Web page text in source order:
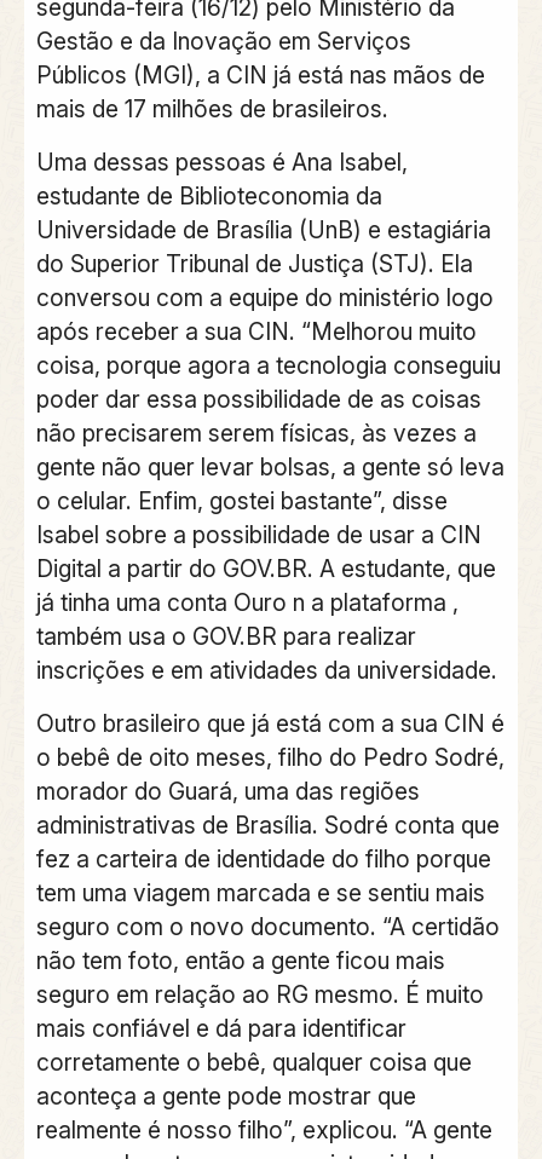
segunda-feira (16/12) pelo Ministério da
Gestão e da Inovação em Serviços
Públicos (MGI), a CIN já está nas mãos de
mais de 17 milhões de brasileiros.
Uma dessas pessoas é Ana Isabel,
estudante de Biblioteconomia da
Universidade de Brasília (UnB) e estagiária
do Superior Tribunal de Justiça (STJ). Ela
conversou com a equipe do ministério logo
após receber a sua CIN. “Melhorou muito
coisa, porque agora a tecnologia conseguiu
poder dar essa possibilidade de as coisas
não precisarem serem físicas, às vezes a
gente não quer levar bolsas, a gente só leva
o celular. Enfim, gostei bastante”, disse
Isabel sobre a possibilidade de usar a CIN
Digital a partir do GOV.BR. A estudante, que
já tinha uma conta Ouro n a plataforma ,
também usa o GOV.BR para realizar
inscrições e em atividades da universidade.
Outro brasileiro que já está com a sua CIN é
o bebê de oito meses, filho do Pedro Sodré,
morador do Guará, uma das regiões
administrativas de Brasília. Sodré conta que
fez a carteira de identidade do filho porque
tem uma viagem marcada e se sentiu mais
seguro com o novo documento. “A certidão
não tem foto, então a gente ficou mais
seguro em relação ao RG mesmo. É muito
mais confiável e dá para identificar
corretamente o bebê, qualquer coisa que
aconteça a gente pode mostrar que
realmente é nosso filho”, explicou. “A gente